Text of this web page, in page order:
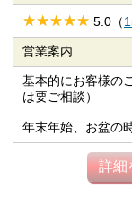
5.0（
営業案内
基本的にお客様の
は要ご相談）
年末年始、お盆の
詳細